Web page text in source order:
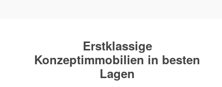
Erstklassige
Konzeptimmobilien in besten
Lagen